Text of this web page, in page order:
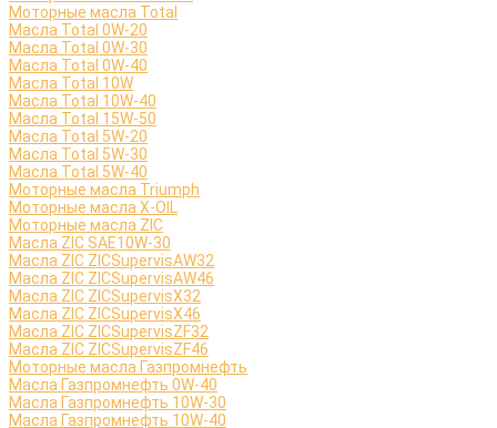
Моторные масла Total
Масла Total 0W-20
Масла Total 0W-30
Масла Total 0W-40
Масла Total 10W
Масла Total 10W-40
Масла Total 15W-50
Масла Total 5W-20
Масла Total 5W-30
Масла Total 5W-40
Моторные масла Triumph
Моторные масла X-OIL
Моторные масла ZIC
Масла ZIC SAE10W-30
Масла ZIC ZICSupervisAW32
Масла ZIC ZICSupervisAW46
Масла ZIC ZICSupervisX32
Масла ZIC ZICSupervisX46
Масла ZIC ZICSupervisZF32
Масла ZIC ZICSupervisZF46
Моторные масла Газпромнефть
Масла Газпромнефть 0W-40
Масла Газпромнефть 10W-30
Масла Газпромнефть 10W-40